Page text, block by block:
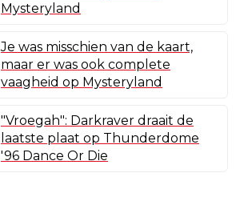
Mysteryland
Je was misschien van de kaart,
maar er was ook complete
vaagheid op Mysteryland
"Vroegah": Darkraver draait de
laatste plaat op Thunderdome
'96 Dance Or Die